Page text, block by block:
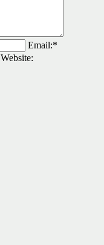
Email:*
Website: